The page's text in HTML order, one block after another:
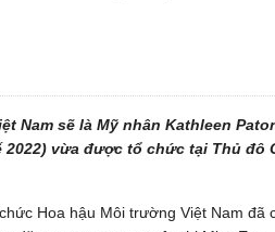
Nam sẽ là Mỹ nhân Kathleen
vừa được tổ chức tại Thủ đô
Hoa hậu Môi trường Việt Nam đã